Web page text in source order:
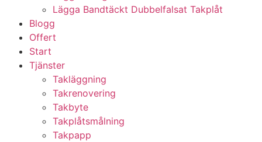
Lägga Bandtäckt Dubbelfalsat Takplåt
Blogg
Offert
Start
Tjänster
Takläggning
Takrenovering
Takbyte
Takplåtsmålning
Takpapp